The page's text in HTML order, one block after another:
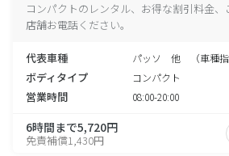
コンパクトのレンタル、お得な割引料金
店舗お電話ください。
代表車種 パッソ 他 （車種指
ボディタイプ コンパクト
営業時間 08:00-20:00
6時間まで5,720円
免責補償1,430円